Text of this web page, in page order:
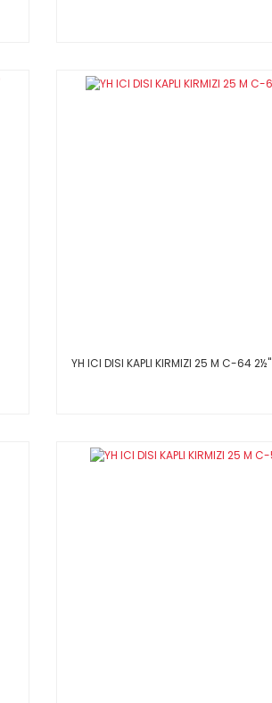
YH ICI DISI KAPLI KIRMIZI 25 M C-64 2½''